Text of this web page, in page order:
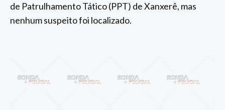
de Patrulhamento Tático (PPT) de Xanxerê, mas
nenhum suspeito foi localizado.